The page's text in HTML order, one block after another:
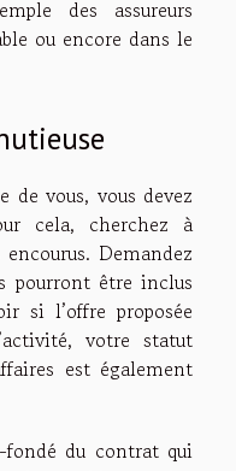
des assureurs
ou encore dans le
vous, vous devez
cela, cherchez à
Demandez
pourront être inclus
si l’offre proposée
votre statut
est également
fondé du contrat qui